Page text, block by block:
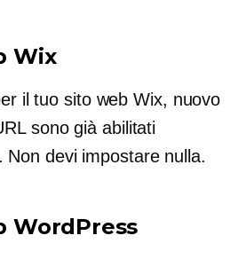
Wix
il tuo sito web Wix, nuovo
sono già abilitati
devi impostare nulla.
WordPress